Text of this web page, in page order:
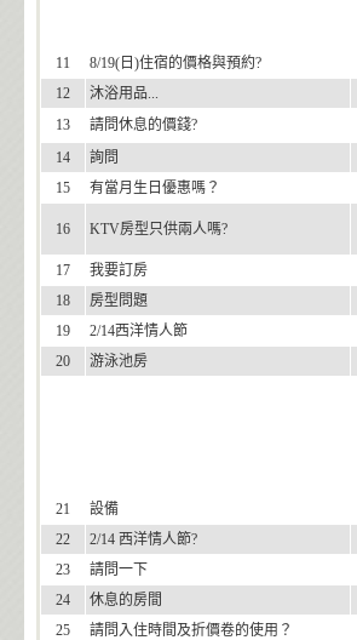
11 8/19(日)住宿的價格與預約?
12
沐浴用品...
13
請問休息的價錢?
14
詢問
15
有當月生日優惠嗎？
16 KTV房型只供兩人嗎?
17 我要訂房
18
房型問題
19
2/14西洋情人節
20
游泳池房
21 設備
22
2/14 西洋情人節?
23
請問一下
24
休息的房間
25
請問入住時間及折價卷的使用？